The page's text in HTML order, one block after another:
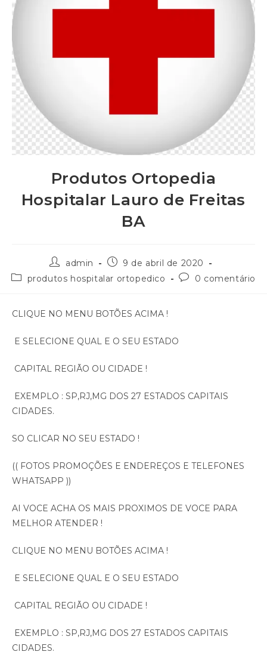
Produtos Ortopedia
Hospitalar Lauro de Freitas
BA
admin
9 de abril de 2020
produtos hospitalar ortopedico
0 comentário
CLIQUE NO MENU BOTÕES ACIMA !
E SELECIONE QUAL E O SEU ESTADO
CAPITAL REGIÃO OU CIDADE !
EXEMPLO : SP,RJ,MG DOS 27 ESTADOS CAPITAIS
CIDADES.
SO CLICAR NO SEU ESTADO !
(( FOTOS PROMOÇÕES E ENDEREÇOS E TELEFONES
WHATSAPP ))
AI VOCE ACHA OS MAIS PROXIMOS DE VOCE PARA
MELHOR ATENDER !
CLIQUE NO MENU BOTÕES ACIMA !
E SELECIONE QUAL E O SEU ESTADO
CAPITAL REGIÃO OU CIDADE !
EXEMPLO : SP,RJ,MG DOS 27 ESTADOS CAPITAIS
CIDADES.